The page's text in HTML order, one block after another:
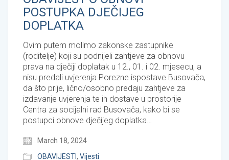
POSTUPKA DJEČIJEG
DOPLATKA
Ovim putem molimo zakonske zastupnike
(roditelje) koji su podnijeli zahtjeve za obnovu
prava na dječiji doplatak u 12., 01. i 02. mjesecu, a
nisu predali uvjerenja Porezne ispostave Busovača,
da što prije, lično/osobno predaju zahtjeve za
izdavanje uvjerenja te ih dostave u prostorije
Centra za socijalni rad Busovača, kako bi se
postupci obnove dječijeg doplatka…
March 18, 2024
OBAVIJESTI, Vijesti